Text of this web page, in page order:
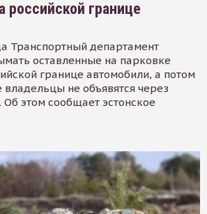
российской границе
Транспортный департамент
оставленные на парковке
границе автомобили, а потом
владельцы не объявятся через
Об этом сообщает эстонское